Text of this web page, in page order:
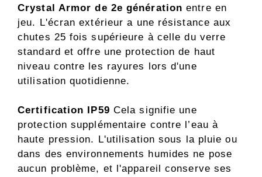
Crystal Armor de 2e génération entre en
jeu. L'écran extérieur a une résistance aux
chutes 25 fois supérieure à celle du verre
standard et offre une protection de haut
niveau contre les rayures lors d'une
utilisation quotidienne.
Certification IP59 Cela signifie une
protection supplémentaire contre l’eau à
haute pression. L'utilisation sous la pluie ou
dans des environnements humides ne pose
aucun problème, et l'appareil conserve ses